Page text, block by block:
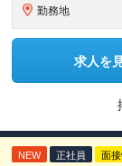
勤務地
求人を
NEW 正社員 面